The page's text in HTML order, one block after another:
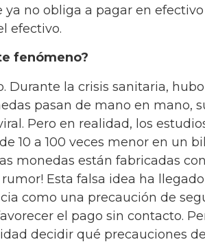
no obliga a pagar en
efectivo.
fenómeno?
Durante la crisis sanitaria,
pasan de mano en mano,
Pero en realidad, los
10 a 100 veces menor en un
monedas están fabricadas
Esta falsa idea ha
como una precaución de
el pago sin contacto.
decidir qué precauciones